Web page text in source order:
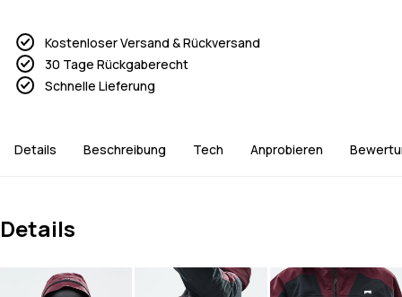
Kostenloser Versand & Rückversand
30 Tage Rückgaberecht
Schnelle Lieferung
Details Beschreibung Tech Anprobieren
Details